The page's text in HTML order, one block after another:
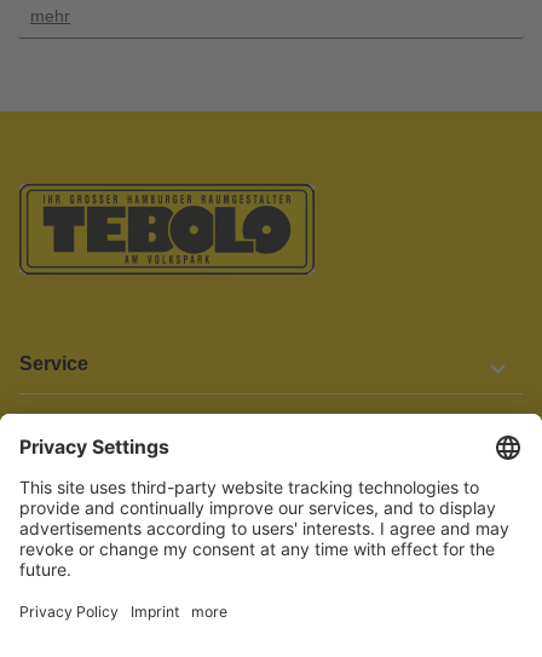
mehr
Service
Informationen
Barrierefreiheit
Wir bemühen uns, unsere Website barrierefrei zu gestalten.
Einige Inhalte und Funktionen sind derzeit jedoch noch nicht
vollständig zugänglich. Wenn Sie auf Barrieren stoßen oder Hilfe
benötigen, kontaktieren Sie uns bitte unter service[at]knutzen.de.
Vertrag widerrufen